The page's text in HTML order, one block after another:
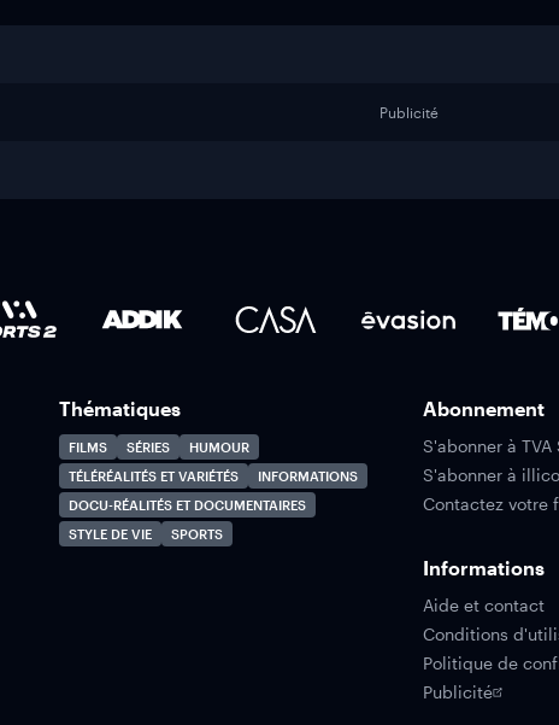
Publicité
Thématiques
FILMS SÉRIES
HUMOUR
TÉLÉRÉALITÉS ET VARIÉTÉS
INFORMATIONS
DOCU-RÉALITÉS ET DOCUMENTAIRES
STYLE DE VIE
SPORTS
Abonnement
S'abonner à TVA
S'abonner à
Contactez votre
Informations
Aide et contact
Conditions
Politique de
Publicité